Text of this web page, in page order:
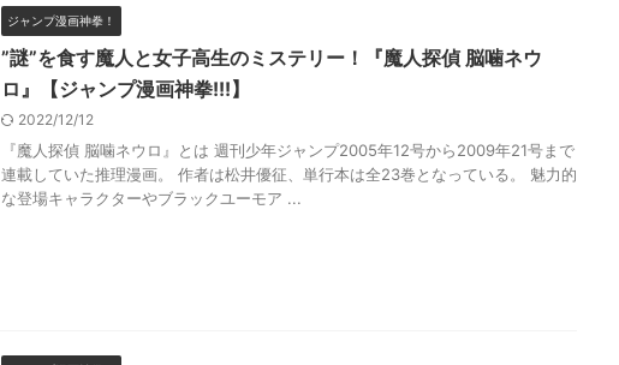
ジャンプ漫画神拳！
”謎”を食す魔人と女子高生のミステリー！『魔人探偵 脳噛ネウ
ロ』【ジャンプ漫画神拳!!!】
2022/12/12
『魔人探偵 脳噛ネウロ』とは 週刊少年ジャンプ2005年12号から2009年21号まで
連載していた推理漫画。 作者は松井優征、単行本は全23巻となっている。 魅力的
な登場キャラクターやブラックユーモア ...